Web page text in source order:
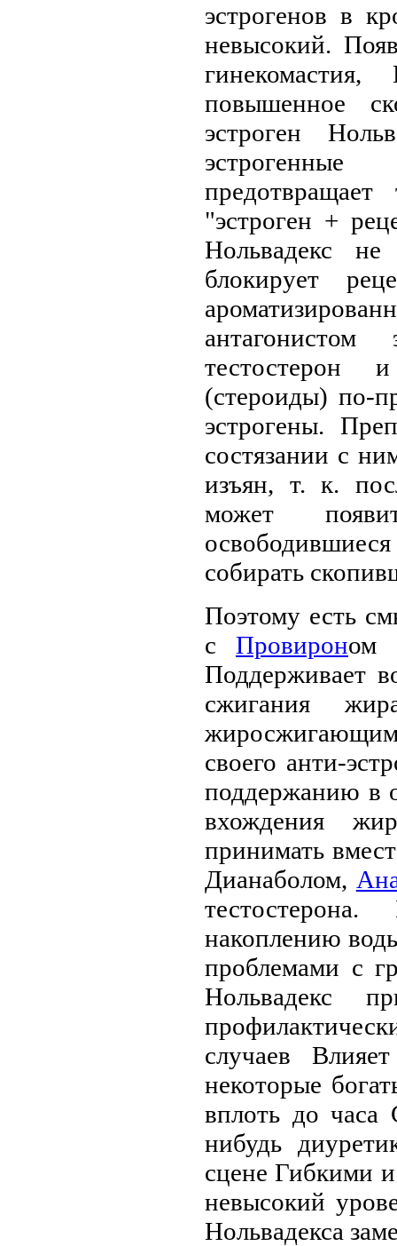
эстрогенов в
невысокий.
повышенное
эстроген
"эстроген +
Нольвадекс
блокирует
тестостерон
(стероиды) по-
эстрогены.
состязании с
изъян, т. к.
может
собирать
Поэтому есть
с Провироном
Поддерживает
сжигания
своего анти-
поддержанию в
вхождения
принимать
Дианаболом,
накоплению
проблемами с
Нольвадекс
случаев
некоторые
вплоть до часа
нибудь
сцене Гибкими
невысокий
Нольвадекса